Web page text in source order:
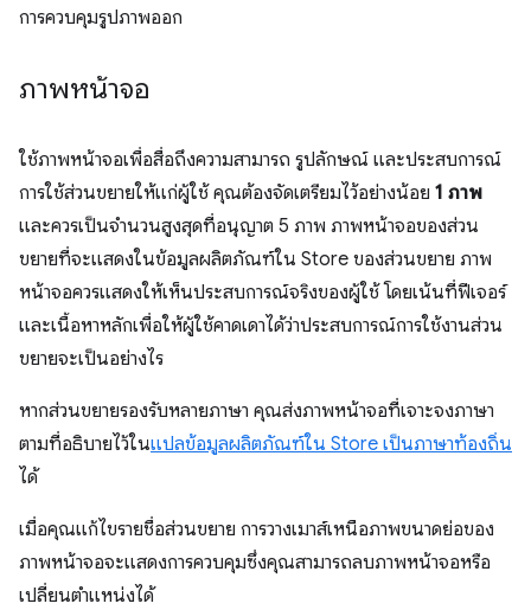
การควบคุมรูปภาพออก
ภาพหน้าจอ
ใช้ภาพหน้าจอเพื่อสื่อถึงความสามารถ รูปลักษณ์ และประสบการณ์
การใช้ส่วนขยายให้แก่ผู้ใช้ คุณต้องจัดเตรียมไว้อย่างน้อย 1 ภาพ
และควรเป็นจำนวนสูงสุดที่อนุญาต 5 ภาพ ภาพหน้าจอของส่วน
ขยายที่จะแสดงในข้อมูลผลิตภัณฑ์ใน Store ของส่วนขยาย ภาพ
หน้าจอควรแสดงให้เห็นประสบการณ์จริงของผู้ใช้ โดยเน้นที่ฟีเจอร์
และเนื้อหาหลักเพื่อให้ผู้ใช้คาดเดาได้ว่าประสบการณ์การใช้งานส่วน
ขยายจะเป็นอย่างไร
หากส่วนขยายรองรับหลายภาษา คุณส่งภาพหน้าจอที่เจาะจงภาษา
ตามที่อธิบายไว้ในแปลข้อมูลผลิตภัณฑ์ใน Store เป็นภาษาท้องถิ่น
ได้
เมื่อคุณแก้ไขรายชื่อส่วนขยาย การวางเมาส์เหนือภาพขนาดย่อของ
ภาพหน้าจอจะแสดงการควบคุมซึ่งคุณสามารถลบภาพหน้าจอหรือ
เปลี่ยนตำแหน่งได้